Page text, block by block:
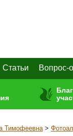
Статьи Вопрос-
Тимофеевна>